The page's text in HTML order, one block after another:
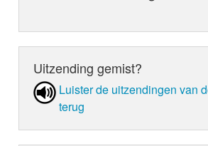
Uitzending gemist?
Luister de uit­zen­din­gen van
terug